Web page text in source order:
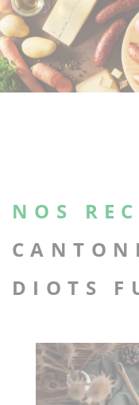
Skip
to
content
NOS
DIOTS